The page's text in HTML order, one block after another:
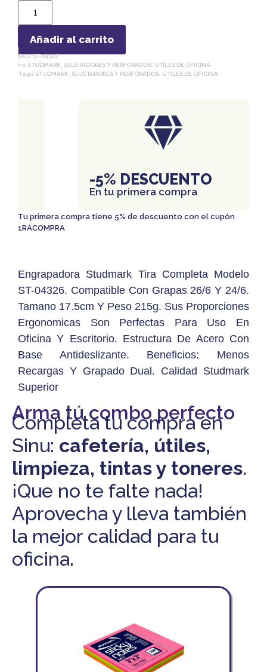
Engrapadora Studmark Tira Completa Modelo
ST-04326. Compatible Con Grapas 26/6 Y 24/6.
Tamano 17.5cm Y Peso 215g. Sus Proporciones
Ergonomicas Son Perfectas Para Uso En
Oficina Y Escritorio. Estructura De Acero Con
Base Antideslizante. Beneficios: Menos
Recargas Y Grapado Dual. Calidad Studmark
Superior
Añadir al carrito
SKUST-04326
no STUDMARK, SUJETADORES Y PERFORADOS, ÚTILES DE OFICINA
Tags STUDMARK, SUJETADORES Y PERFORADOS, ÚTILES DE OFICINA
-5% DESCUENTO
En tu primera compra
Tu primera compra tiene 5% de descuento con el cupón
1RACOMPRA
Arma tú combo perfecto
Completa tu compra en
Sinu: cafetería, útiles,
limpieza, tintas y toneres.
¡Que no te falte nada!
Aprovecha y lleva también
la mejor calidad para tu
oficina.